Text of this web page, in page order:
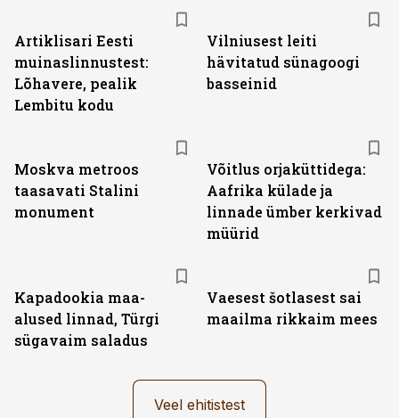
Artiklisari Eesti
muinaslinnustest:
Lõhavere, pealik
Lembitu kodu
Vilniusest leiti
hävitatud sünagoogi
basseinid
Moskva metroos
taasavati Stalini
monument
Võitlus orjaküttidega:
Aafrika külade ja
linnade ümber kerkivad
müürid
Kapadookia maa-
alused linnad, Türgi
sügavaim saladus
Vaesest šotlasest sai
maailma rikkaim mees
Veel ehitistest